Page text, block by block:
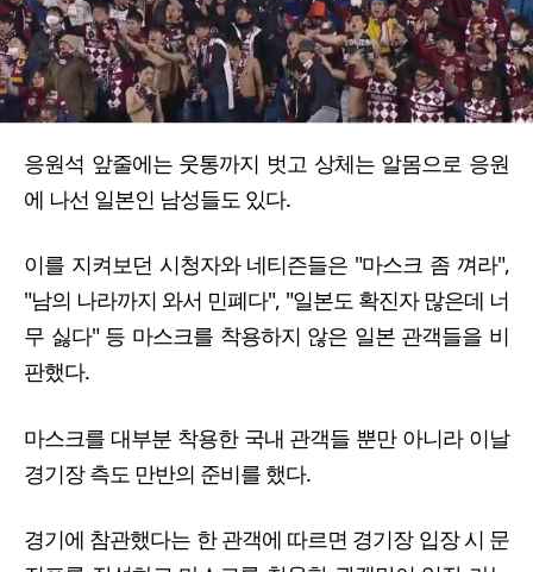
응원석 앞줄에는 웃통까지 벗고 상체는 알몸으로 응원
에 나선 일본인 남성들도 있다.
이를 지켜보던 시청자와 네티즌들은 "마스크 좀 껴라",
"남의 나라까지 와서 민폐다", "일본도 확진자 많은데 너
무 싫다" 등 마스크를 착용하지 않은 일본 관객들을 비
판했다.
마스크를 대부분 착용한 국내 관객들 뿐만 아니라 이날
경기장 측도 만반의 준비를 했다.
경기에 참관했다는 한 관객에 따르면 경기장 입장 시 문